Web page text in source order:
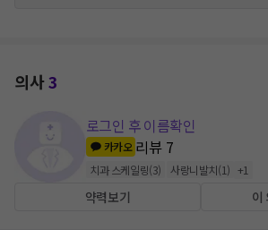
의사3
로그인 후 이름확인
카카오 리뷰 7
치과 스케일링(3) 사랑니발치(1) +1
약력보기 이